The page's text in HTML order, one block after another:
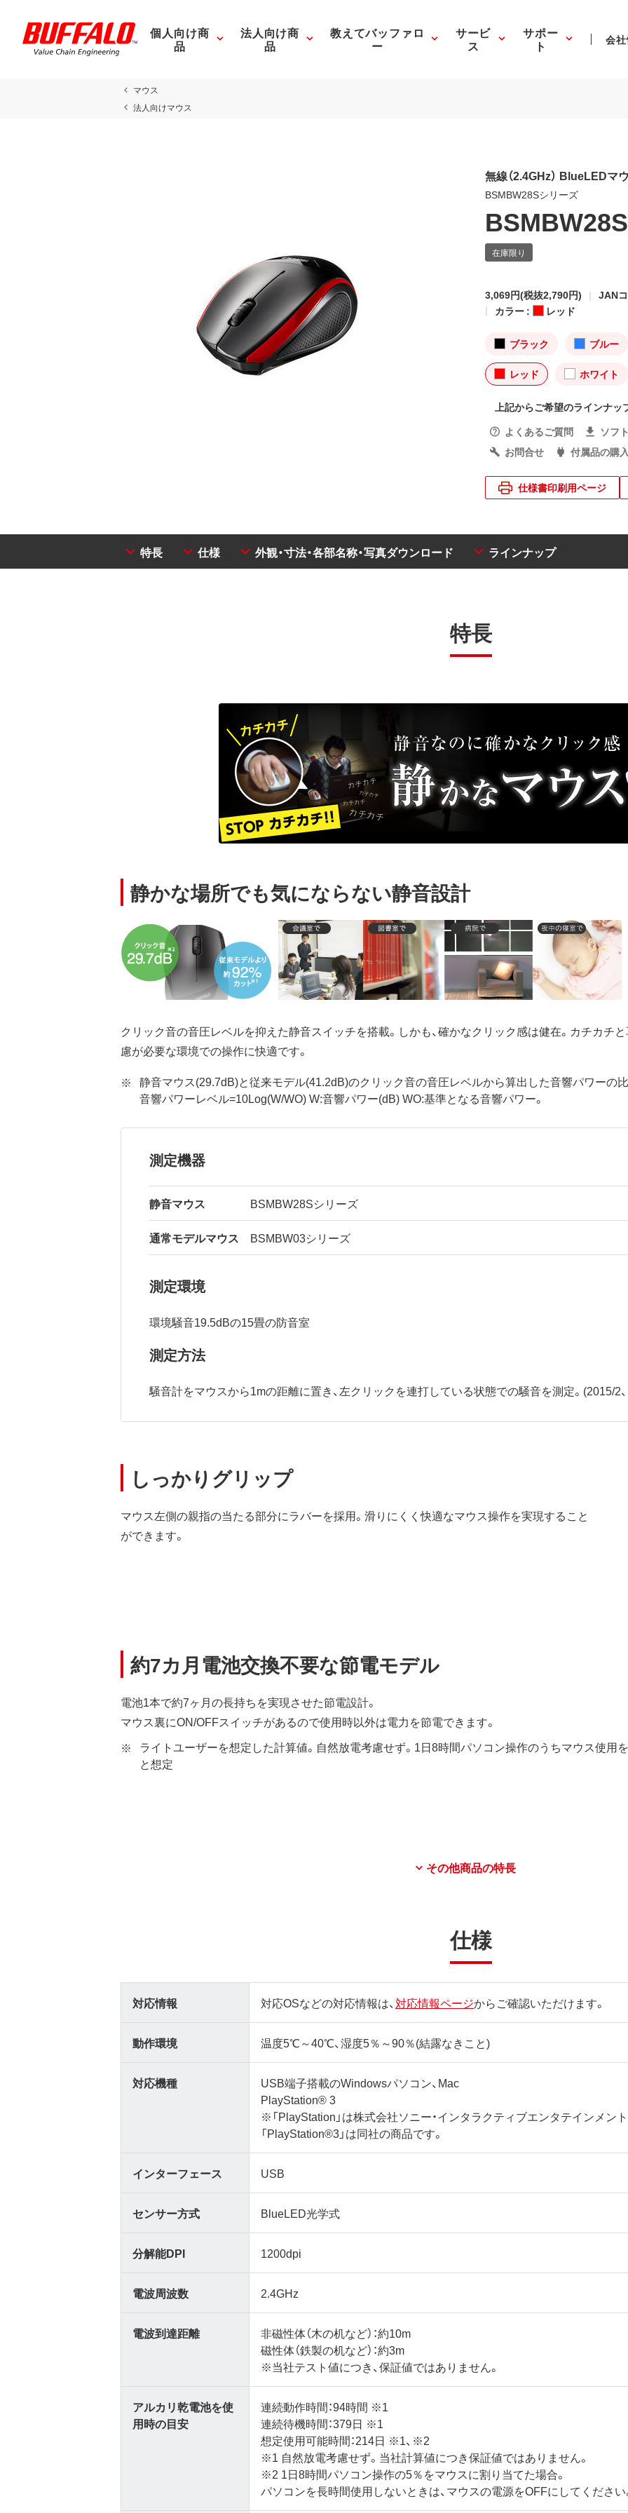
個人向け商
品
法人向け商
品
教えてバッファロ
ー
サービ
ス
サポー
ト 会
マウス
法人向けマウス
無線（2.4GHz） BlueLED
BSMBW28Sシリーズ
3,069円(税抜2,790円)
JAN
カラー :
レッド
ブラック ブルー
レッド ホワイト
上記からご希望のラインナッ
よくあるご質問
ソフ
お問合せ
付属品の購
仕様書印刷用ページ
特長 仕様 外観・寸法・各部名称・写真ダウンロード ラインナップ
特長
静かな場所でも気にならない静音設計
クリック音の音圧レベルを抑えた静音スイッチを搭載。しかも、確かなクリック感は健在。カチカチ
慮が必要な環境での操作に快適です。
静音マウス(29.7dB)と従来モデル(41.2dB)のクリック音の音圧レベルから算出した音響パワーの
音響パワーレベル=10Log(W/WO) W:音響パワー(dB) WO:基準となる音響パワー。
測定機器
静音マウス BSMBW28Sシリーズ
通常モデルマウス BSMBW03シリーズ
測定環境
環境騒音19.5dBの15畳の防音室
測定方法
騒音計をマウスから1mの距離に置き、左クリックを連打している状態での騒音を測定。(2015/2
しっかりグリップ
マウス左側の親指の当たる部分にラバーを採用。滑りにくく快適なマウス操作を実現すること
ができます。
約7カ月電池交換不要な節電モデル
電池1本で約7ヶ月の長持ちを実現させた節電設計。
マウス裏にON/OFFスイッチがあるので使用時以外は電力を節電できます。
ライトユーザーを想定した計算値。自然放電考慮せず。1日8時間パソコン操作のうちマウス使用
と想定
その他商品の特長
仕様
対応情報 対応OSなどの対応情報は、対応情報ページからご確認いただけます。
動作環境 温度5℃～40℃、湿度5％～90％(結露なきこと)
対応機種
USB端子搭載のWindowsパソコン、Mac
PlayStation® 3
※「PlayStation」は株式会社ソニー・インタラクティブエンタテインメン
「PlayStation®3」は同社の商品です。
インターフェース USB
センサー方式 BlueLED光学式
分解能DPI 1200dpi
電波周波数 2.4GHz
電波到達距離
非磁性体（木の机など）：約10m
磁性体（鉄製の机など）：約3m
※当社テスト値につき、保証値ではありません。
アルカリ乾電池を使
用時の目安
連続動作時間：94時間 ※1
連続待機時間：379日 ※1
想定使用可能時間：214日 ※1、※2
※1 自然放電考慮せず。当社計算値につき保証値ではありません。
※2 1日8時間パソコン操作の5％をマウスに割り当てた場合。
パソコンを長時間使用しないときは、マウスの電源をOFFにしてください